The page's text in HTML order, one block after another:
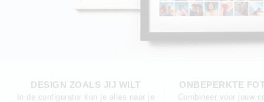
DESIGN ZOALS JIJ WILT
In de configurator kun je alles naar je
ONBEPERKTE
Combineer voor jouw